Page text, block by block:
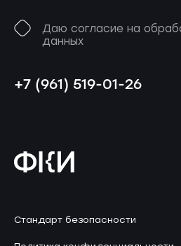
Даю согласие на
данных
+7 (961) 519-01-26
Стандарт безопасности